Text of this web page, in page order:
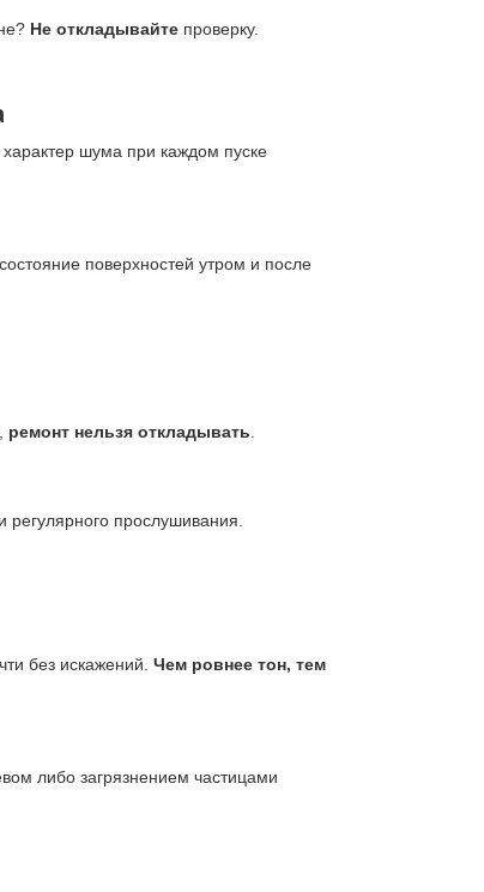
Не откладывайте проверку.
шума при каждом пуске
поверхностей утром и после
ремонт нельзя откладывать
прослушивания.
без искажений. Чем ровнее тон, тем
либо загрязнением частицами